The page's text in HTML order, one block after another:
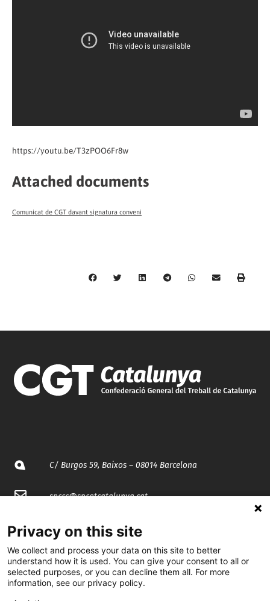
https://youtu.be/T3zPOO6Fr8w
Attached documents
Comunicat de CGT davant signatura conveni
C/ Burgos 59, Baixos – 08014 Barcelona
spccc@spcgtcatalunya.cat
@CGTCatalunya
cgtcatalunya
Privacy on this site
We collect and process your data on this site to better
understand how it is used. You can give your consent to all or
selected purposes, or you can decline them all. For more
information, see our privacy policy.